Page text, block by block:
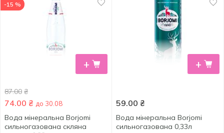
+
-15 %
87.00 ₴
74.00 ₴ до 30.08
Вода мінеральна Borjomi
сильногазована скляна
+
59.00 ₴
Вода мінеральна Borjomi
сильногазована 0,33л